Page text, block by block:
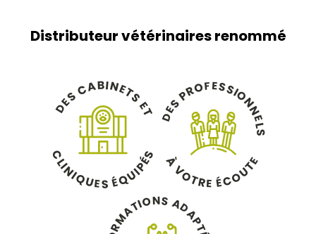
Distributeur vétérinaires renommé
D
ESCABINETS
E
T
C
L
I
NIQUES ÉQU
I
P
É
S
D
E
S
PROF ESSION
N
E
L
S
À
VOTRE ÉCOUT
E
R
M
ATIONS ADAP
T